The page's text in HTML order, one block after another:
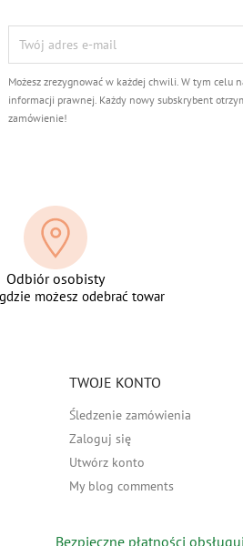
Możesz zrezygnować w każdej chwili. W tym celu
informacji prawnej. Każdy nowy subskrybent
zamówienie!
Odbiór osobisty
możesz odebrać towar
TWOJE KONTO
Śledzenie zamówienia
Zaloguj się
Utwórz konto
My blog comments
Bezpieczne płatności